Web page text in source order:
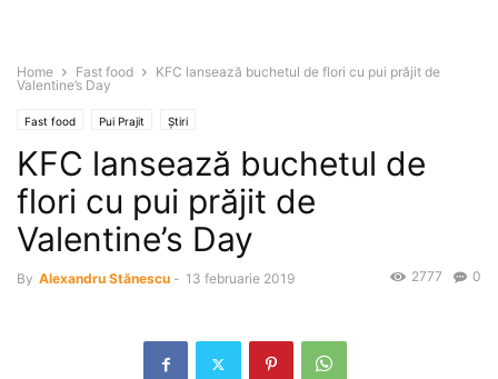
Home Fast food
KFC lansează buchetul de flori cu pui prăjit de
Valentine’s Day
Fast food Pui Prajit Știri
KFC lansează buchetul de
flori cu pui prăjit de
Valentine’s Day
By Alexandru Stănescu - 13 februarie 2019 0
2777